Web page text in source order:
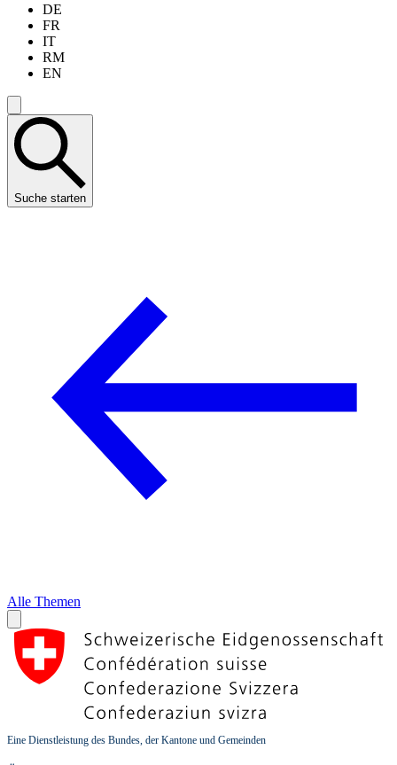
DE
FR
IT
RM
EN
Suche starten
Alle Themen
Eine Dienstleistung des Bundes, der Kantone und Gemeinden